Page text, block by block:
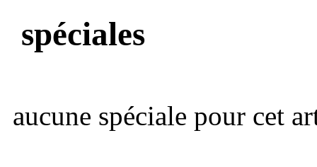
spéciales
aucune spéciale pour cet